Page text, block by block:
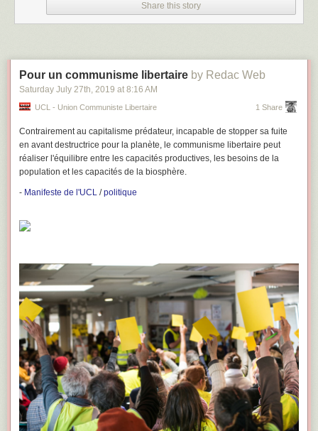
Share this story
Pour un communisme libertaire by Redac Web
Saturday July 27th, 2019 at 8:16 AM
UCL - Union Communiste Libertaire 1 Share
Contrairement au capitalisme ­prédateur, incapable de stopper sa fuite
en avant destructrice pour la planète, le communisme libertaire peut
réaliser l'équilibre entre les capacités productives, les besoins de la
population et les capacités de la biosphère.
- Manifeste de l'UCL /politique